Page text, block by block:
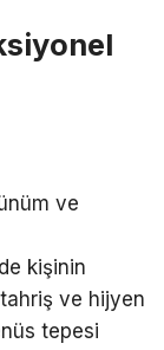
ve
kişinin
ve hijyen
tepesi